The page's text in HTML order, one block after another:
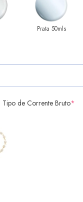
Prata 50mls
Tipo de Corrente Bruto*